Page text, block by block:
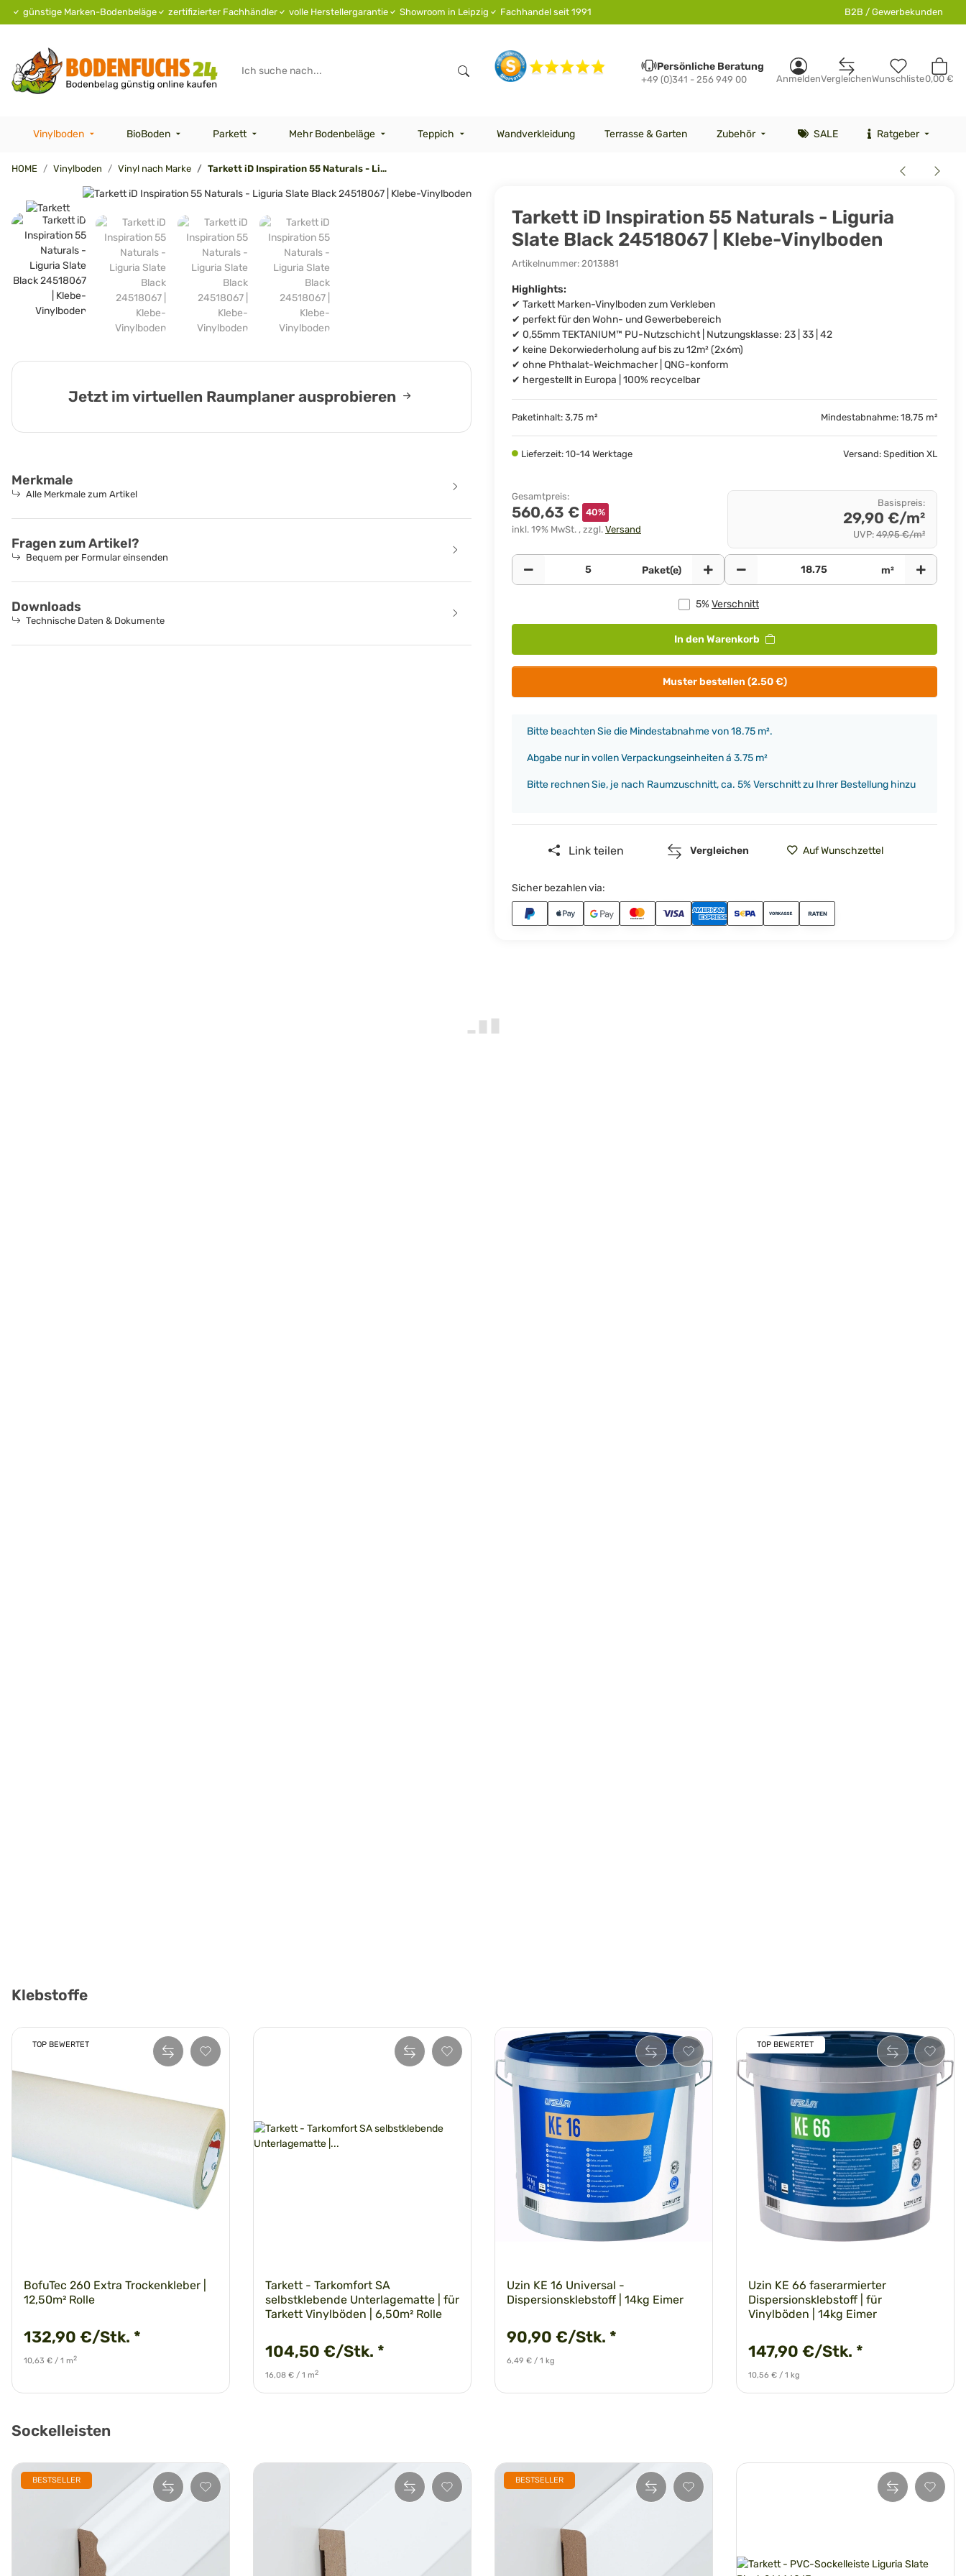
günstige Marken-Bodenbeläge zertifizierter Fachhändler volle Herstellergarantie Showroom in Leipzig Fachhandel seit 1991 B2B / Gewerbekunden
Persönliche Beratung
+49 (0)341 - 256 949 00 AnmeldenVergleichenWunschliste0,00 €
Vinylboden BioBoden Parkett Mehr Bodenbeläge Teppich Wandverkleidung Terrasse & Garten Zubehör SALE Ratgeber
HOME Vinylboden Vinyl nach Marke Tarkett iD Inspiration 55 Naturals - Liguria Slate Black 24518067 | Klebe-Vinylboden
Tarkett iD Inspiration 55 Naturals - Liguria
Slate Black 24518067 | Klebe-Vinylboden
Artikelnummer: 2013881
Highlights:
✔ Tarkett Marken-Vinylboden zum Verkleben
✔ perfekt für den Wohn- und Gewerbebereich
✔ 0,55mm TEKTANIUM™ PU-Nutzschicht | Nutzungsklasse: 23 | 33 | 42
✔ keine Dekorwiederholung auf bis zu 12m² (2x6m)
✔ ohne Phthalat-Weichmacher | QNG-konform
✔ hergestellt in Europa | 100% recycelbar
Paketinhalt: 3,75 m² Mindestabnahme: 18,75 m²
Lieferzeit: 10-14 Werktage Versand: Spedition XL
Gesamtpreis:
560,63 € 40%
inkl. 19% MwSt. , zzgl. Versand
Basispreis:
29,90 €/m²
UVP: 49,95 €/m²
Paket(e) m²
5% Verschnitt
In den Warenkorb
Muster bestellen (2.50 €)
x
Bitte beachten Sie die Mindestabnahme von 18.75 m².
Abgabe nur in vollen Verpackungseinheiten á 3.75 m²
Bitte rechnen Sie, je nach Raumzuschnitt, ca. 5% Verschnitt zu Ihrer Bestellung hinzu
Link teilen Vergleichen Auf Wunschzettel
Sicher bezahlen via:
Jetzt im virtuellen Raumplaner ausprobieren
Merkmale
Alle Merkmale zum Artikel
Fragen zum Artikel?
Bequem per Formular einsenden
Downloads
Technische Daten & Dokumente
Klebstoffe
TOP BEWERTET
BofuTec 260 Extra Trockenkleber |
12,50m² Rolle
132,90 €/Stk. *
10,63 € / 1 m2
Tarkett - Tarkomfort SA
selbstklebende Unterlagematte | für
Tarkett Vinylböden | 6,50m² Rolle
104,50 €/Stk. *
16,08 € / 1 m2
Uzin KE 16 Universal -
Dispersionsklebstoff | 14kg Eimer
90,90 €/Stk. *
6,49 € / 1 kg
TOP BEWERTET
Uzin KE 66 faserarmierter
Dispersionsklebstoff | für
Vinylböden | 14kg Eimer
147,90 €/Stk. *
10,56 € / 1 kg
Sockelleisten
BESTSELLER BESTSELLER